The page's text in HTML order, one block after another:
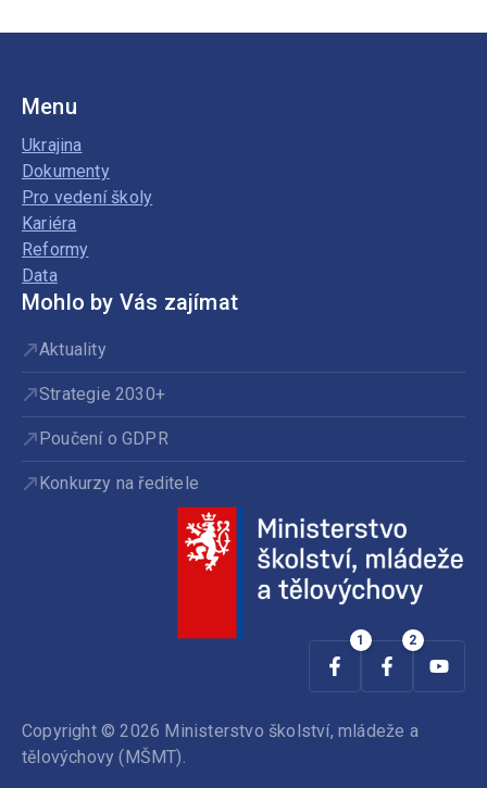
Menu
Ukrajina
Dokumenty
Pro vedení školy
Kariéra
Reformy
Data
Mohlo by Vás zajímat
Aktuality
Strategie 2030+
Poučení o GDPR
Konkurzy na ředitele
Copyright © 2026 Ministerstvo školství, mládeže a
tělovýchovy (MŠMT).